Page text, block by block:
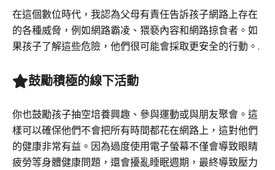
在這個數位時代，我認為父母有責任告訴孩子網路上存在
的各種威脅，例如網路霸凌、猥褻內容和網路掠食者。如
果孩子了解這些危險，他們很可能會採取更安全的行動。.
鼓勵積極的線下活動
你也鼓勵孩子抽空培養興趣、參與運動或與朋友聚會。這
樣可以確保他們不會把所有時間都花在網路上，這對他們
的健康非常有益。因為過度使用電子螢幕不僅會導致眼睛
疲勞等身體健康問題，還會擾亂睡眠週期，最終導致壓力